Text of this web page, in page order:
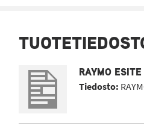
RAYMO ESITE
Tiedosto: